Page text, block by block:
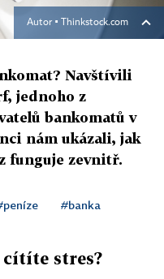
Autor ▪ Thinkstock.com
Navštívili
jednoho z
bankomatů v
nám ukázali, jak
funguje zevnitř.
#banka
cítíte stres?